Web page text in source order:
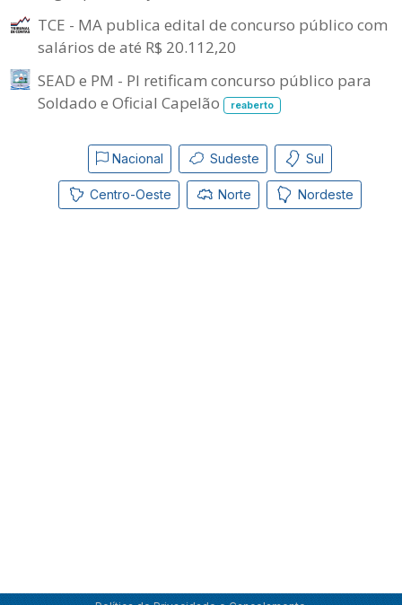
TCE - MA publica edital de concurso público com
salários de até R$ 20.112,20
SEAD e PM - PI retificam concurso público para
Soldado e Oficial Capelão
reaberto
Nacional Sudeste Sul
Centro-Oeste Norte Nordeste